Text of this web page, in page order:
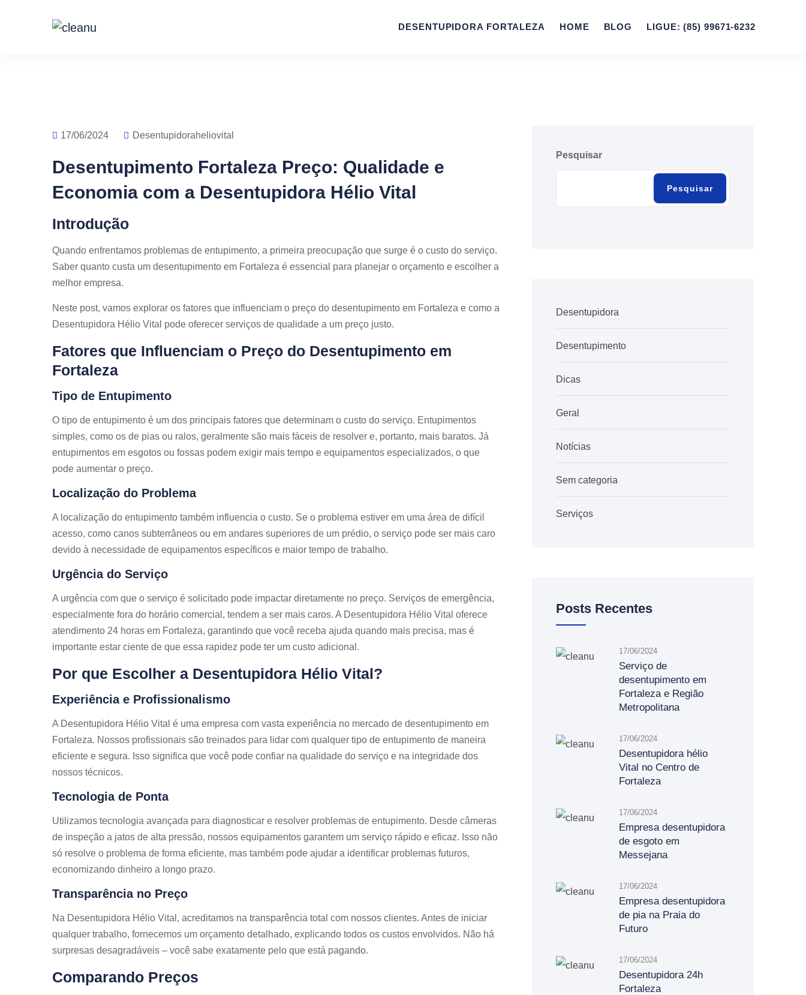
DESENTUPIDORA FORTALEZA HOME BLOG LIGUE: (85) 99671-6232
17/06/2024 Desentupidoraheliovital
Desentupimento Fortaleza Preço: Qualidade e
Economia com a Desentupidora Hélio Vital
Introdução
Quando enfrentamos problemas de entupimento, a primeira preocupação que surge é o custo do serviço.
Saber quanto custa um desentupimento em Fortaleza é essencial para planejar o orçamento e escolher a
melhor empresa.
Neste post, vamos explorar os fatores que influenciam o preço do desentupimento em Fortaleza e como a
Desentupidora Hélio Vital pode oferecer serviços de qualidade a um preço justo.
Fatores que Influenciam o Preço do Desentupimento em
Fortaleza
Tipo de Entupimento
O tipo de entupimento é um dos principais fatores que determinam o custo do serviço. Entupimentos
simples, como os de pias ou ralos, geralmente são mais fáceis de resolver e, portanto, mais baratos. Já
entupimentos em esgotos ou fossas podem exigir mais tempo e equipamentos especializados, o que
pode aumentar o preço.
Localização do Problema
A localização do entupimento também influencia o custo. Se o problema estiver em uma área de difícil
acesso, como canos subterrâneos ou em andares superiores de um prédio, o serviço pode ser mais caro
devido à necessidade de equipamentos específicos e maior tempo de trabalho.
Urgência do Serviço
A urgência com que o serviço é solicitado pode impactar diretamente no preço. Serviços de emergência,
especialmente fora do horário comercial, tendem a ser mais caros. A Desentupidora Hélio Vital oferece
atendimento 24 horas em Fortaleza, garantindo que você receba ajuda quando mais precisa, mas é
importante estar ciente de que essa rapidez pode ter um custo adicional.
Por que Escolher a Desentupidora Hélio Vital?
Experiência e Profissionalismo
A Desentupidora Hélio Vital é uma empresa com vasta experiência no mercado de desentupimento em
Fortaleza. Nossos profissionais são treinados para lidar com qualquer tipo de entupimento de maneira
eficiente e segura. Isso significa que você pode confiar na qualidade do serviço e na integridade dos
nossos técnicos.
Tecnologia de Ponta
Utilizamos tecnologia avançada para diagnosticar e resolver problemas de entupimento. Desde câmeras
de inspeção a jatos de alta pressão, nossos equipamentos garantem um serviço rápido e eficaz. Isso não
só resolve o problema de forma eficiente, mas também pode ajudar a identificar problemas futuros,
economizando dinheiro a longo prazo.
Transparência no Preço
Na Desentupidora Hélio Vital, acreditamos na transparência total com nossos clientes. Antes de iniciar
qualquer trabalho, fornecemos um orçamento detalhado, explicando todos os custos envolvidos. Não há
surpresas desagradáveis – você sabe exatamente pelo que está pagando.
Comparando Preços
Pesquisar
Pesquisar
Desentupidora
Desentupimento
Dicas
Geral
Notícias
Sem categoria
Serviços
Posts Recentes
17/06/2024
Serviço de
desentupimento em
Fortaleza e Região
Metropolitana
17/06/2024
Desentupidora hélio
Vital no Centro de
Fortaleza
17/06/2024
Empresa desentupidora
de esgoto em
Messejana
17/06/2024
Empresa desentupidora
de pia na Praia do
Futuro
17/06/2024
Desentupidora 24h
Fortaleza